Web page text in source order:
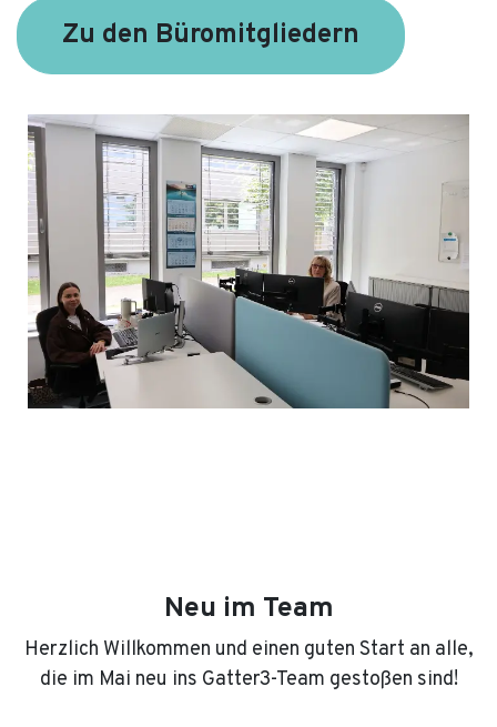
Zu den Büromitgliedern
Neu im Team
Herzlich Willkommen und einen guten Start an alle,
die im Mai neu ins Gatter3-Team gestoßen sind!